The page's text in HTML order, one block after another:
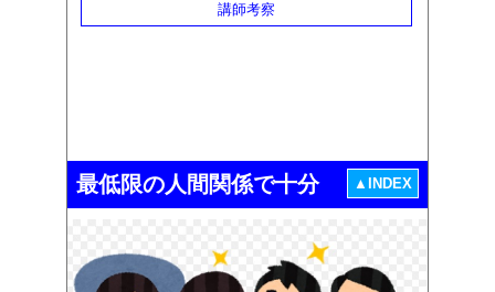
講師考察
最低限の人間関係で十分 ▲INDEX